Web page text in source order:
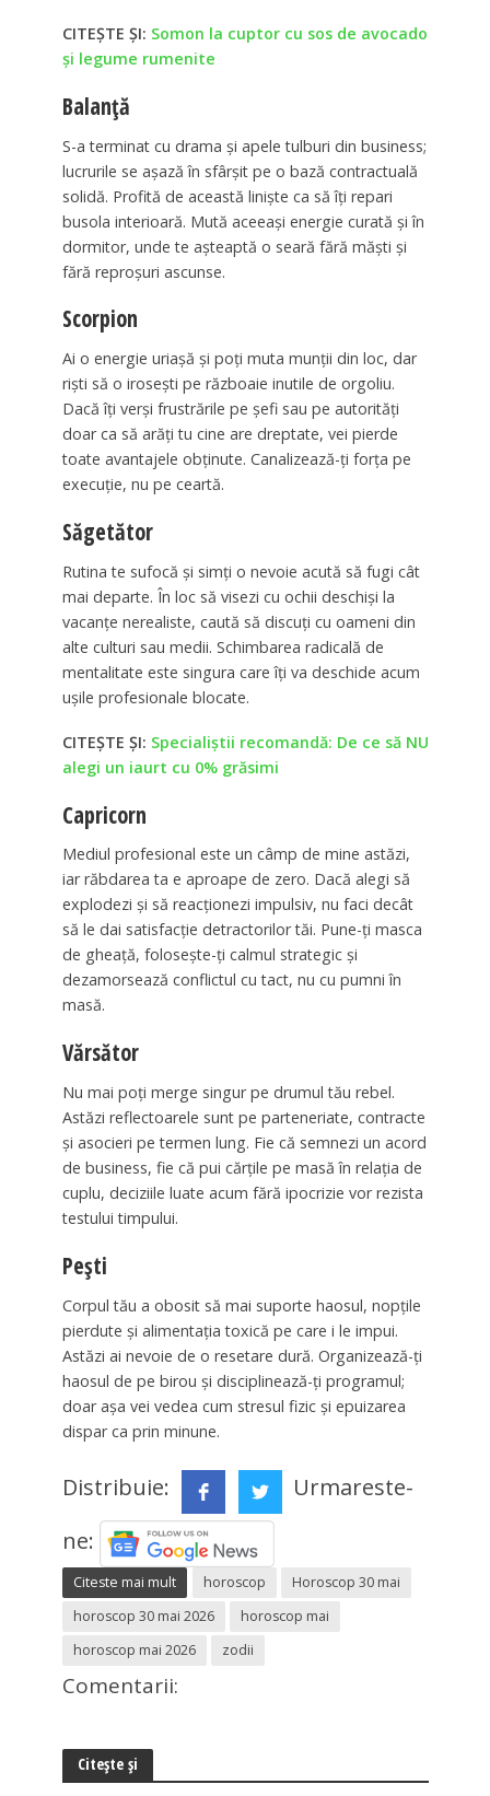
CITEȘTE ȘI: Somon la cuptor cu sos de avocado
și legume rumenite
Balanță
S-a terminat cu drama și apele tulburi din business;
lucrurile se așază în sfârșit pe o bază contractuală
solidă. Profită de această liniște ca să îți repari
busola interioară. Mută aceeași energie curată și în
dormitor, unde te așteaptă o seară fără măști și
fără reproșuri ascunse.
Scorpion
Ai o energie uriașă și poți muta munții din loc, dar
riști să o irosești pe războaie inutile de orgoliu.
Dacă îți verși frustrările pe șefi sau pe autorități
doar ca să arăți tu cine are dreptate, vei pierde
toate avantajele obținute. Canalizează-ți forța pe
execuție, nu pe ceartă.
Săgetător
Rutina te sufocă și simți o nevoie acută să fugi cât
mai departe. În loc să visezi cu ochii deschiși la
vacanțe nerealiste, caută să discuți cu oameni din
alte culturi sau medii. Schimbarea radicală de
mentalitate este singura care îți va deschide acum
ușile profesionale blocate.
CITEȘTE ȘI: Specialiștii recomandă: De ce să NU
alegi un iaurt cu 0% grăsimi
Capricorn
Mediul profesional este un câmp de mine astăzi,
iar răbdarea ta e aproape de zero. Dacă alegi să
explodezi și să reacționezi impulsiv, nu faci decât
să le dai satisfacție detractorilor tăi. Pune-ți masca
de gheață, folosește-ți calmul strategic și
dezamorsează conflictul cu tact, nu cu pumni în
masă.
Vărsător
Nu mai poți merge singur pe drumul tău rebel.
Astăzi reflectoarele sunt pe parteneriate, contracte
și asocieri pe termen lung. Fie că semnezi un acord
de business, fie că pui cărțile pe masă în relația de
cuplu, deciziile luate acum fără ipocrizie vor rezista
testului timpului.
Pești
Corpul tău a obosit să mai suporte haosul, nopțile
pierdute și alimentația toxică pe care i le impui.
Astăzi ai nevoie de o resetare dură. Organizează-ți
haosul de pe birou și disciplinează-ți programul;
doar așa vei vedea cum stresul fizic și epuizarea
dispar ca prin minune.
Distribuie:
Urmareste-
ne:
Citeste mai mult horoscop
Horoscop 30 mai
horoscop 30 mai 2026
horoscop mai
horoscop mai 2026
zodii
Comentarii:
Citește și